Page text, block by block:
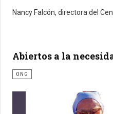
Nancy Falcón, directora del
Abiertos a la
ONG